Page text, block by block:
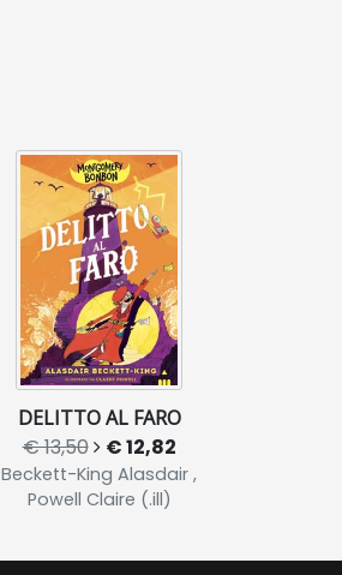
DELITTO AL FARO
€ 13,50 € 12,82
Beckett-King Alasdair ,
Powell Claire (.ill)